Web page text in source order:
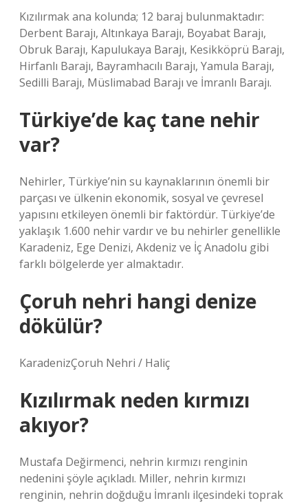
Kızılırmak ana kolunda; 12 baraj bulunmaktadır:
Derbent Barajı, Altınkaya Barajı, Boyabat Barajı,
Obruk Barajı, Kapulukaya Barajı, Kesikköprü Barajı,
Hirfanlı Barajı, Bayramhacılı Barajı, Yamula Barajı,
Sedilli Barajı, Müslimabad Barajı ve İmranlı Barajı.
Türkiye’de kaç tane nehir
var?
Nehirler, Türkiye’nin su kaynaklarının önemli bir
parçası ve ülkenin ekonomik, sosyal ve çevresel
yapısını etkileyen önemli bir faktördür. Türkiye’de
yaklaşık 1.600 nehir vardır ve bu nehirler genellikle
Karadeniz, Ege Denizi, Akdeniz ve İç Anadolu gibi
farklı bölgelerde yer almaktadır.
Çoruh nehri hangi denize
dökülür?
KaradenizÇoruh Nehri / Haliç
Kızılırmak neden kırmızı
akıyor?
Mustafa Değirmenci, nehrin kırmızı renginin
nedenini şöyle açıkladı. Miller, nehrin kırmızı
renginin, nehrin doğduğu İmranlı ilçesindeki toprak